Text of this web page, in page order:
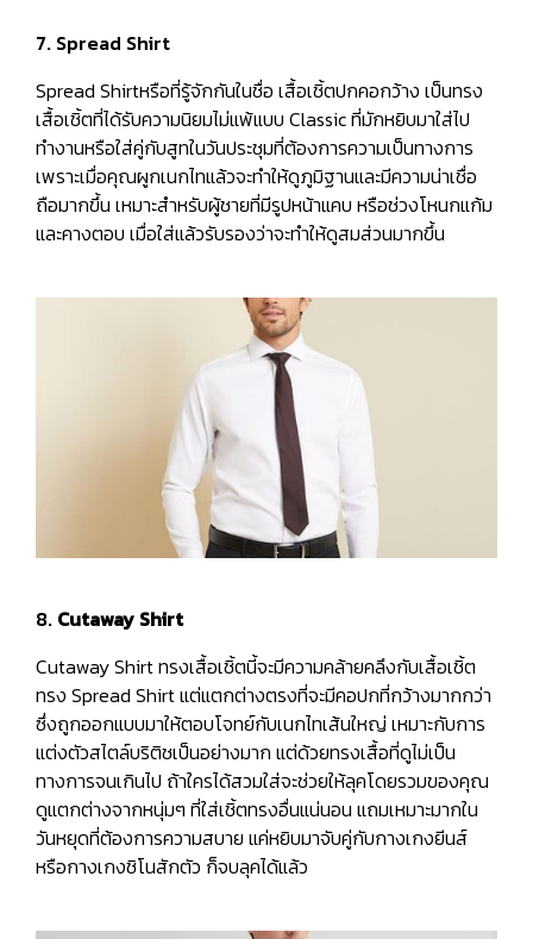
7. Spread Shirt
Spread Shirtหรือที่รู้จักกันในชื่อ เสื้อเชิ้ตปกคอกว้าง เป็นทรง
เสื้อเชิ้ตที่ได้รับความนิยมไม่แพ้แบบ Classic ที่มักหยิบมาใส่ไป
ทำงานหรือใส่คู่กับสูทในวันประชุมที่ต้องการความเป็นทางการ
เพราะเมื่อคุณผูกเนกไทแล้วจะทำให้ดูภูมิฐานและมีความน่าเชื่อ
ถือมากขึ้น เหมาะสำหรับผู้ชายที่มีรูปหน้าแคบ หรือช่วงโหนกแก้ม
และคางตอบ เมื่อใส่แล้วรับรองว่าจะทำให้ดูสมส่วนมากขึ้น
8. Cutaway Shirt
Cutaway Shirt ทรงเสื้อเชิ้ตนี้จะมีความคล้ายคลึงกับเสื้อเชิ้ต
ทรง Spread Shirt แต่แตกต่างตรงที่จะมีคอปกที่กว้างมากกว่า
ซึ่งถูกออกแบบมาให้ตอบโจทย์กับเนกไทเส้นใหญ่ เหมาะกับการ
แต่งตัวสไตล์บริติชเป็นอย่างมาก แต่ด้วยทรงเสื้อที่ดูไม่เป็น
ทางการจนเกินไป ถ้าใครได้สวมใส่จะช่วยให้ลุคโดยรวมของคุณ
ดูแตกต่างจากหนุ่มๆ ที่ใส่เชิ้ตทรงอื่นแน่นอน แถมเหมาะมากใน
วันหยุดที่ต้องการความสบาย แค่หยิบมาจับคู่กับกางเกงยีนส์
หรือกางเกงชิโนสักตัว ก็จบลุคได้แล้ว